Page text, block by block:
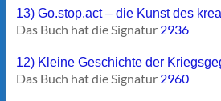
13) Go.stop.act – die Kunst des
Das Buch hat die Signatur 2936
12) Kleine Geschichte der
Das Buch hat die Signatur 2960